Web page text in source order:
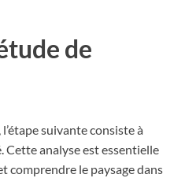
de
suivante consiste à
Cette analyse est essentielle
comprendre le paysage dans